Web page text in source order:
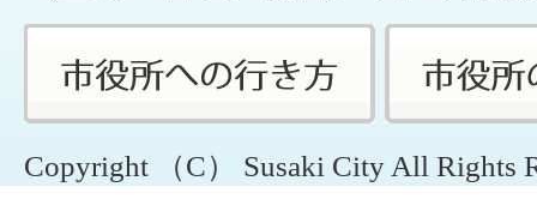
Copyright （C） Susaki City All Rights